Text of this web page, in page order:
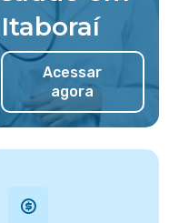
Itaboraí
Acessar
agora